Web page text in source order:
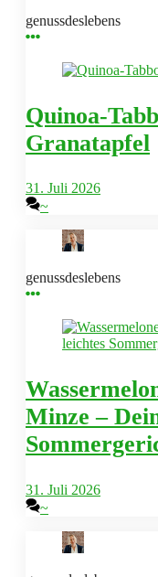
genussdeslebens
Quinoa-
Granatapfel
31. Juli 2026
~
genussdeslebens
Minze –
31. Juli 2026
~